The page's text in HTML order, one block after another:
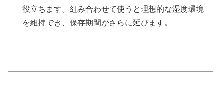
役立ちます。組み合わせて使うと理想的な湿度環境
を維持でき、保存期間がさらに延びます。